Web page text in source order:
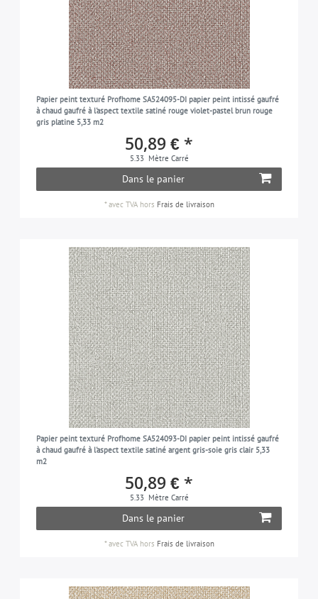
Papier peint texturé Profhome SA524095-DI papier peint intissé gaufré
à chaud gaufré à l'aspect textile satiné rouge violet-pastel brun rouge
gris platine 5,33 m2
50,89 € *
5.33 Mètre Carré
Dans le panier
*avec TVAhors Frais de livraison
Papier peint texturé Profhome SA524093-DI papier peint intissé gaufré
à chaud gaufré à l'aspect textile satiné argent gris-soie gris clair 5,33
m2
50,89 € *
5.33 Mètre Carré
Dans le panier
*avec TVAhors Frais de livraison